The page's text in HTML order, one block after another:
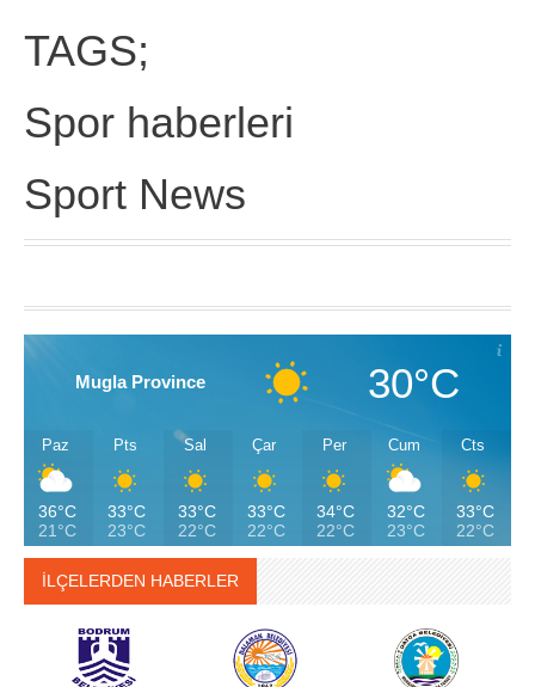
TAGS;
Spor haberleri
Sport News
Mugla Province 30°C
Paz
36°C
21°C
Pts
33°C
23°C
Sal
33°C
22°C
Çar
33°C
22°C
Per
34°C
22°C
Cum
32°C
23°C
Cts
33°C
22°C
İLÇELERDEN HABERLER